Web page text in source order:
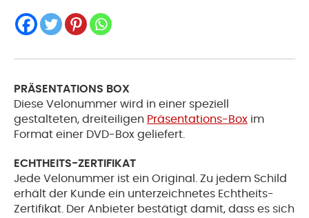
PRÄSENTATIONS BOX
Diese Velonummer wird in einer speziell
gestalteten, dreiteiligen Präsentations-Box im
Format einer DVD-Box geliefert.
ECHTHEITS-ZERTIFIKAT
Jede Velonummer ist ein Original. Zu jedem Schild
erhält der Kunde ein unterzeichnetes Echtheits-
Zertifikat. Der Anbieter bestätigt damit, dass es sich